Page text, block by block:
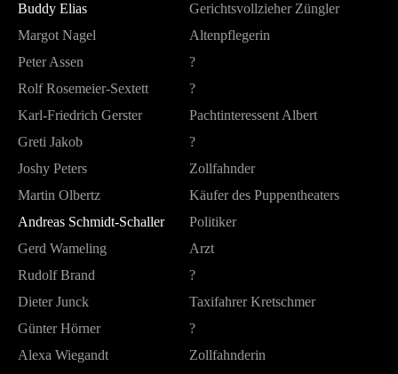
Buddy Elias
Gerichtsvollzieher Züngler
Margot Nagel
Altenpflegerin
Peter Assen
?
Rolf Rosemeier-Sextett
?
Karl-Friedrich Gerster
Pachtinteressent Albert
Greti Jakob
?
Joshy Peters
Zollfahnder
Martin Olbertz
Käufer des Puppentheaters
Andreas Schmidt-Schaller
Politiker
Gerd Wameling
Arzt
Rudolf Brand
?
Dieter Junck
Taxifahrer Kretschmer
Günter Hörner
?
Alexa Wiegandt
Zollfahnderin